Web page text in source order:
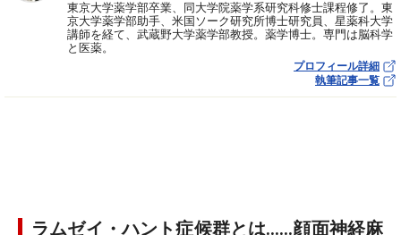
東京大学薬学部卒業、同大学院薬学系研究科修士課程修了。東
京大学薬学部助手、米国ソーク研究所博士研究員、星薬科大学
講師を経て、武蔵野大学薬学部教授。薬学博士。専門は脳科学
と医薬。
プロフィール詳細
執筆記事一覧
ラムゼイ・ハント症候群とは……顔面神経麻